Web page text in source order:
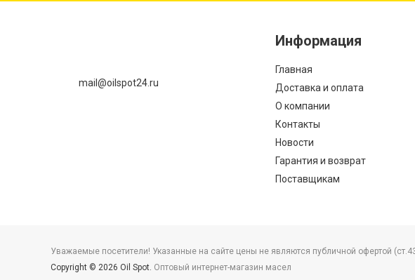
mail@oilspot24.ru
Информация
Главная
Доставка и оплата
О компании
Контакты
Новости
Гарантия и возврат
Поставщикам
Уважаемые посетители! Указанные на сайте цены не являются публичной офертой
Copyright © 2026 Oil Spot. Оптовый интернет-магазин масел